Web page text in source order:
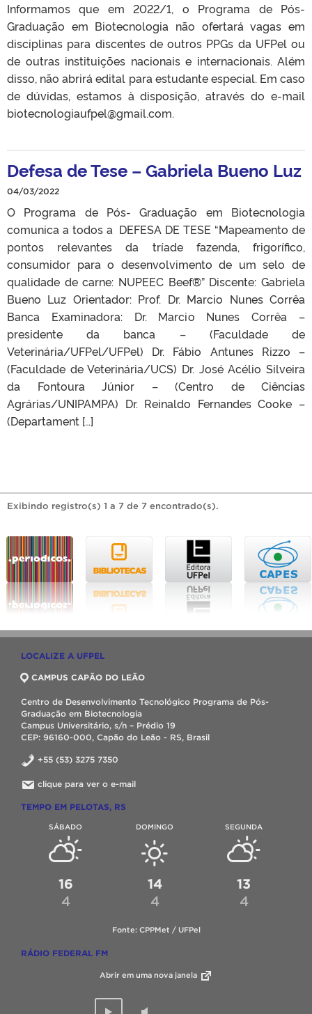
Informamos que em 2022/1, o Programa de Pós-
Graduação em Biotecnologia não ofertará vagas em
disciplinas para discentes de outros PPGs da UFPel ou
de outras instituições nacionais e internacionais. Além
disso, não abrirá edital para estudante especial. Em caso
de dúvidas, estamos à disposição, através do e-mail
biotecnologiaufpel@gmail.com.
Defesa de Tese – Gabriela Bueno Luz
04/03/2022
O Programa de Pós- Graduação em Biotecnologia
comunica a todos a DEFESA DE TESE “Mapeamento de
pontos relevantes da tríade fazenda, frigorífico,
consumidor para o desenvolvimento de um selo de
qualidade de carne: NUPEEC Beef®” Discente: Gabriela
Bueno Luz Orientador: Prof. Dr. Marcio Nunes Corrêa
Banca Examinadora: Dr. Marcio Nunes Corrêa –
presidente da banca – (Faculdade de
Veterinária/UFPel/UFPel) Dr. Fábio Antunes Rizzo –
(Faculdade de Veterinária/UCS) Dr. José Acélio Silveira
da Fontoura Júnior – (Centro de Ciências
Agrárias/UNIPAMPA) Dr. Reinaldo Fernandes Cooke –
(Departament […]
Exibindo registro(s) 1 a 7 de 7 encontrado(s).
LOCALIZE A UFPEL
CAMPUS CAPÃO DO LEÃO
Centro de Desenvolvimento Tecnológico Programa de Pós-
Graduação em Biotecnologia
Campus Universitário, s/n – Prédio 19
CEP: 96160-000, Capão do Leão - RS, Brasil
+55 (53) 3275 7350
clique para ver o e-mail
TEMPO EM PELOTAS, RS
SÁBADO
16
4
DOMINGO
14
4
SEGUNDA
13
4
Fonte: CPPMet / UFPel
RÁDIO FEDERAL FM
Abrir em uma nova janela